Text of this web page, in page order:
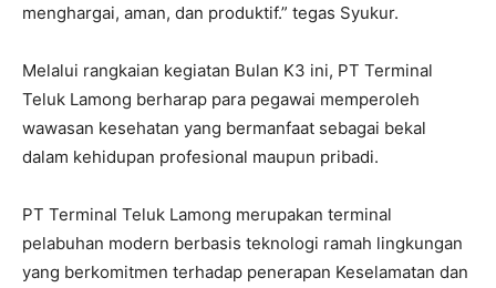
menghargai, aman, dan produktif.” tegas Syukur.
Melalui rangkaian kegiatan Bulan K3 ini, PT Terminal
Teluk Lamong berharap para pegawai memperoleh
wawasan kesehatan yang bermanfaat sebagai bekal
dalam kehidupan profesional maupun pribadi.
PT Terminal Teluk Lamong merupakan terminal
pelabuhan modern berbasis teknologi ramah lingkungan
yang berkomitmen terhadap penerapan Keselamatan dan